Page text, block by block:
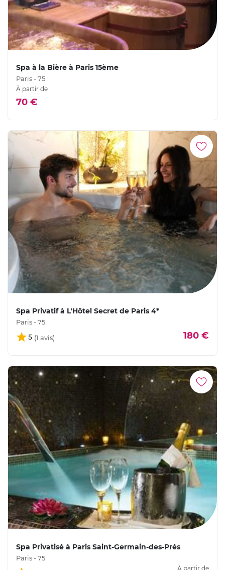
Spa à la Bière à Paris 15ème
Paris - 75
À partir de
70 €
Spa Privatif à L'Hôtel Secret de Paris 4*
Paris - 75
5 180 €
Spa Privatisé à Paris Saint-Germain-des-Prés
Paris - 75
À partir de